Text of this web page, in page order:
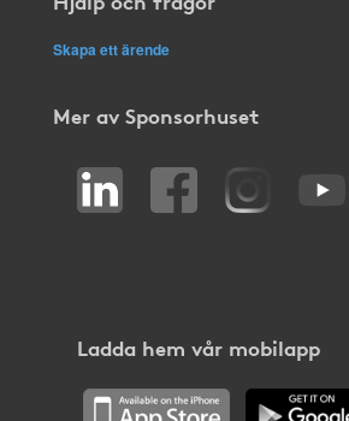
Skapa ett ärende
Mer av Sponsorhuset
Ladda hem vår mobilapp